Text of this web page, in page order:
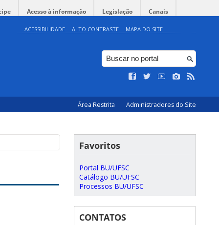
Acesso à informação Legislação Canais
ACESSIBILIDADE ALTO CONTRASTE MAPA DO SITE
Área Restrita Administradores do Site
Favoritos
Portal BU/UFSC
Catálogo BU/UFSC
Processos BU/UFSC
CONTATOS